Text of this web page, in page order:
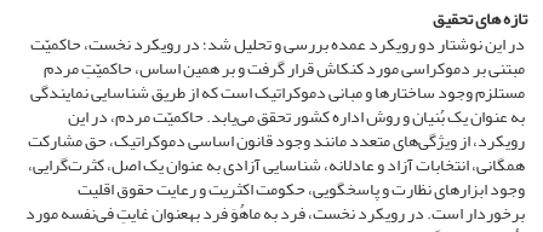
تازه های تحقیق
در این نوشتار دو رویکرد عمده بررسی و تحلیل شد؛ در رویکرد نخست، حاکمیّت
مبتنی بر دموکراسی مورد کنکاش قرار گرفت و بر همین اساس، حاکمیّتِ مردم
مستلزم وجود ساختارها و مبانی دموکراتیک است که از طریق شناسایی نمایندگی
به عنوان یک بُنیان و روش اداره کشور تحقق می‌یابد. حاکمیّت مردم، در این
رویکرد، از ویژگی‌های متعدد مانند وجود قانون اساسی دموکراتیک، حق مشارکت
همگانی، انتخابات آزاد و عادلانه، شناسایی آزادی به عنوان یک اصل، کثرت‌گرایی،
وجود ابزارهای نظارت و پاسخگویی، حکومت اکثریت و رعایت حقوق اقلیت
برخوردار است. در رویکرد نخست، فرد به ماهُوَ فرد به­عنوان غایتِ فی‌نفسه مورد